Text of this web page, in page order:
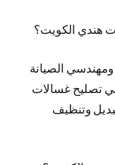
هندي الكويت؟
الصيانة
تصليح غسالات
وتنظيف